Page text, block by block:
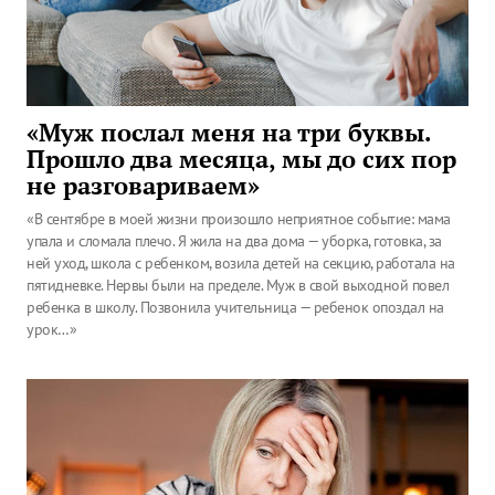
«Муж послал меня на три буквы.
Прошло два месяца, мы до сих пор
не разговариваем»
«В сентябре в моей жизни произошло неприятное событие: мама
упала и сломала плечо. Я жила на два дома — уборка, готовка, за
ней уход, школа с ребенком, возила детей на секцию, работала на
пятидневке. Нервы были на пределе. Муж в свой выходной повел
ребенка в школу. Позвонила учительница — ребенок опоздал на
урок…»